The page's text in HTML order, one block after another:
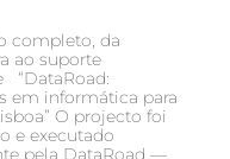
completo, da
ao suporte
“DataRoad:
em informática para
O projecto foi
e executado
pela DataRoad —